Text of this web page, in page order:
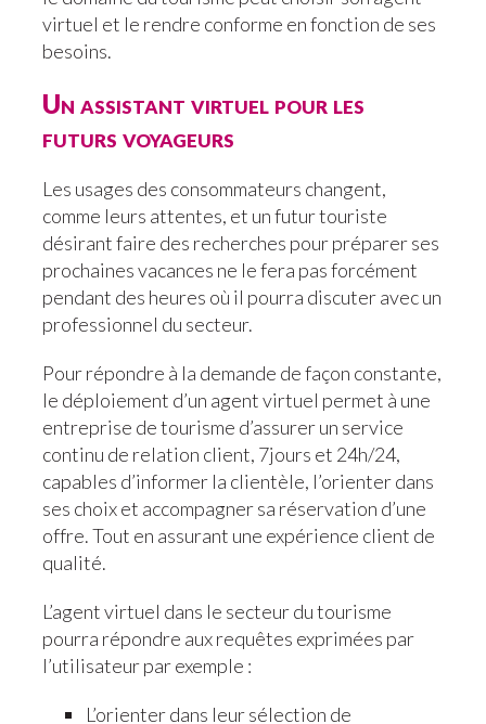
virtuel et le rendre conforme en fonction de ses
besoins.
Un assistant virtuel pour les
futurs voyageurs
Les usages des consommateurs changent,
comme leurs attentes, et un futur touriste
désirant faire des recherches pour préparer ses
prochaines vacances ne le fera pas forcément
pendant des heures où il pourra discuter avec un
professionnel du secteur.
Pour répondre à la demande de façon constante,
le déploiement d’un agent virtuel permet à une
entreprise de tourisme d’assurer un service
continu de relation client, 7jours et 24h/24,
capables d’informer la clientèle, l’orienter dans
ses choix et accompagner sa réservation d’une
offre. Tout en assurant une expérience client de
qualité.
L’agent virtuel dans le secteur du tourisme
pourra répondre aux requêtes exprimées par
l’utilisateur par exemple :
L’orienter dans leur sélection de